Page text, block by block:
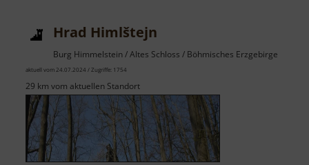
Hrad Himlštejn
Burg Himmelstein / Altes Schloss / Böhmisches Erzgebirge
aktuell vom 24.07.2024 / Zugriffe: 1754
29 km vom aktuellen Standort